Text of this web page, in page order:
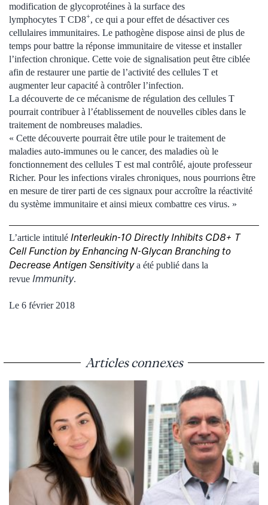
modification de glycoprotéines à la surface des
lymphocytes T CD8+, ce qui a pour effet de désactiver ces
cellulaires immunitaires. Le pathogène dispose ainsi de plus de
temps pour battre la réponse immunitaire de vitesse et installer
l’infection chronique. Cette voie de signalisation peut être ciblée
afin de restaurer une partie de l’activité des cellules T et
augmenter leur capacité à contrôler l’infection.
La découverte de ce mécanisme de régulation des cellules T
pourrait contribuer à l’établissement de nouvelles cibles dans le
traitement de nombreuses maladies.
« Cette découverte pourrait être utile pour le traitement de
maladies auto-immunes ou le cancer, des maladies où le
fonctionnement des cellules T est mal contrôlé, ajoute professeur
Richer. Pour les infections virales chroniques, nous pourrions être
en mesure de tirer parti de ces signaux pour accroître la réactivité
du système immunitaire et ainsi mieux combattre ces virus. »
L’article intitulé Interleukin-10 Directly Inhibits CD8+ T
Cell Function by Enhancing N-Glycan Branching to
Decrease Antigen Sensitivitya été publié dans la
revue Immunity.
Le 6 février 2018
Articles connexes